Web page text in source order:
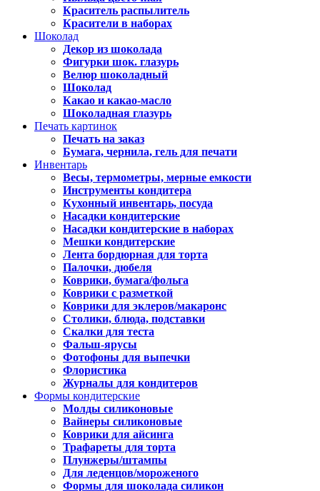
Краситель распылитель
Красители в наборах
Шоколад
Декор из шоколада
Фигурки шок. глазурь
Велюр шоколадный
Шоколад
Какао и какао-масло
Шоколадная глазурь
Печать картинок
Печать на заказ
Бумага, чернила, гель для печати
Инвентарь
Весы, термометры, мерные емкости
Инструменты кондитера
Кухонный инвентарь, посуда
Насадки кондитерские
Насадки кондитерские в наборах
Мешки кондитерские
Лента бордюрная для торта
Палочки, дюбеля
Коврики, бумага/фольга
Коврики с разметкой
Коврики для эклеров/макаронс
Столики, блюда, подставки
Скалки для теста
Фальш-ярусы
Фотофоны для выпечки
Флористика
Журналы для кондитеров
Формы кондитерские
Молды силиконовые
Вайнеры силиконовые
Коврики для айсинга
Трафареты для торта
Плунжеры/штампы
Для леденцов/мороженого
Формы для шоколада силикон